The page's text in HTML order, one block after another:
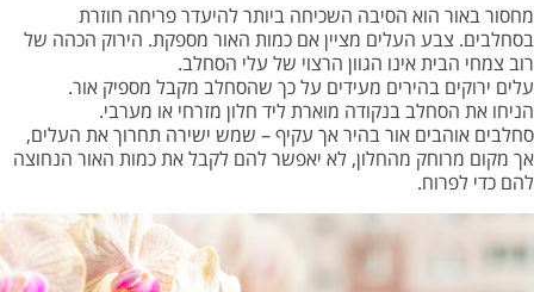
מחסור באור הוא הסיבה השכיחה ביותר להיעדר פריחה חוזרת
בסחלבים. צבע העלים מציין אם כמות האור מספקת. הירוק הכהה של
רוב צמחי הבית אינו הגוון הרצוי של עלי הסחלב.
עלים ירוקים בהירים מעידים על כך שהסחלב מקבל מספיק אור.
הניחו את הסחלב בנקודה מוארת ליד חלון מזרחי או מערבי.
סחלבים אוהבים אור בהיר אך עקיף – שמש ישירה תחרוך את העלים,
אך מקום מרוחק מהחלון, לא יאפשר להם לקבל את כמות האור הנחוצה
להם כדי לפרוח.